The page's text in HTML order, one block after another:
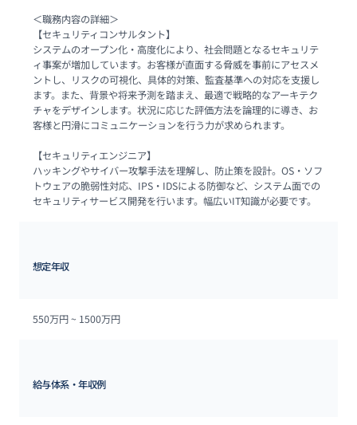
＜職務内容の詳細＞
【セキュリティコンサルタント】
システムのオープン化・高度化により、社会問題となるセキュリテ
ィ事案が増加しています。お客様が直面する脅威を事前にアセスメ
ントし、リスクの可視化、具体的対策、監査基準への対応を支援し
ます。また、背景や将来予測を踏まえ、最適で戦略的なアーキテク
チャをデザインします。状況に応じた評価方法を論理的に導き、お
客様と円滑にコミュニケーションを行う力が求められます。
【セキュリティエンジニア】
ハッキングやサイバー攻撃手法を理解し、防止策を設計。OS・ソフ
トウェアの脆弱性対応、IPS・IDSによる防御など、システム面での
セキュリティサービス開発を行います。幅広いIT知識が必要です。
想定年収
550万円 ~ 1500万円
給与体系・年収例